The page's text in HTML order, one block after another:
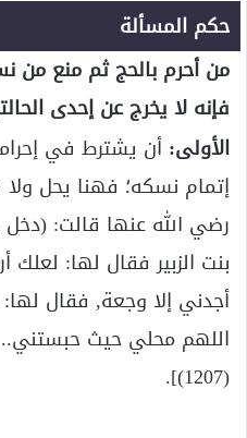
حكم المسألة
من أحرم بالحج ثم منع من
فإنه لا يخرج عن إحدى
الأولى: أن يشترط في
إتمام نسكه؛ فهنا يحل
رضي الله عنها قالت:
بنت الزبير فقال لها: لعلك
أجدني إلا وجعة, فقال
(1207)].